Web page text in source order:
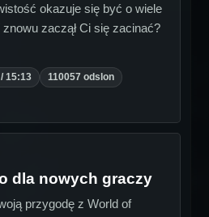
okazuje się być o wiele
zaczął Ci się zacinać?
15:13
110057 odslon
dla nowych graczy
przygodę z World of